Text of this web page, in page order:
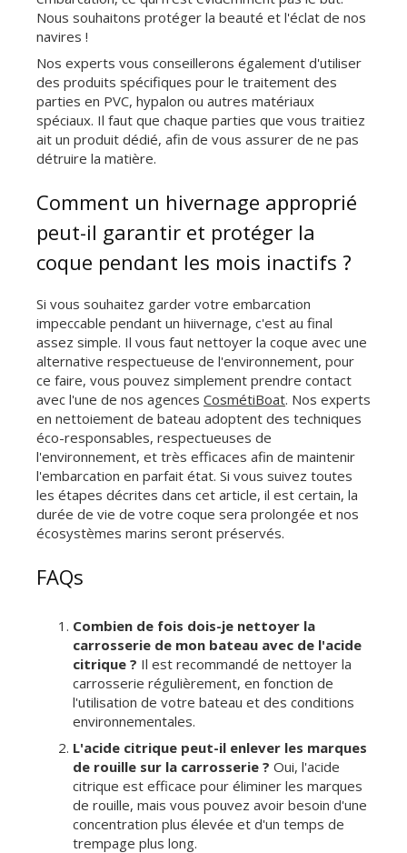
Nous souhaitons protéger la beauté et l'éclat de nos
navires !
Nos experts vous conseillerons également d'utiliser
des produits spécifiques pour le traitement des
parties en PVC, hypalon ou autres matériaux
spéciaux. Il faut que chaque parties que vous traitiez
ait un produit dédié, afin de vous assurer de ne pas
détruire la matière.
Comment un hivernage approprié
peut-il garantir et protéger la
coque pendant les mois inactifs ?
Si vous souhaitez garder votre embarcation
impeccable pendant un hiivernage, c'est au final
assez simple. Il vous faut nettoyer la coque avec une
alternative respectueuse de l'environnement, pour
ce faire, vous pouvez simplement prendre contact
avec l'une de nos agences CosmétiBoat. Nos experts
en nettoiement de bateau adoptent des techniques
éco-responsables, respectueuses de
l'environnement, et très efficaces afin de maintenir
l'embarcation en parfait état. Si vous suivez toutes
les étapes décrites dans cet article, il est certain, la
durée de vie de votre coque sera prolongée et nos
écosystèmes marins seront préservés.
FAQs
Combien de fois dois-je nettoyer la
carrosserie de mon bateau avec de l'acide
citrique ? Il est recommandé de nettoyer la
carrosserie régulièrement, en fonction de
l'utilisation de votre bateau et des conditions
environnementales.
L'acide citrique peut-il enlever les marques
de rouille sur la carrosserie ? Oui, l'acide
citrique est efficace pour éliminer les marques
de rouille, mais vous pouvez avoir besoin d'une
concentration plus élevée et d'un temps de
trempage plus long.